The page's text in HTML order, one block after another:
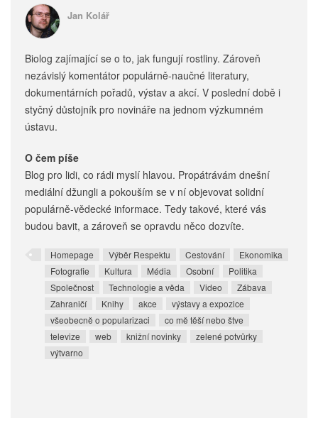
Jan Kolář
Biolog zajímající se o to, jak fungují rostliny. Zároveň
nezávislý komentátor populárně-naučné literatury,
dokumentárních pořadů, výstav a akcí. V poslední době i
styčný důstojník pro novináře na jednom výzkumném
ústavu.
O čem píše
Blog pro lidi, co rádi myslí hlavou. Propátrávám dnešní
mediální džungli a pokouším se v ní objevovat solidní
populárně-vědecké informace. Tedy takové, které vás
budou bavit, a zároveň se opravdu něco dozvíte.
Homepage Výběr Respektu Cestování
Ekonomika
Fotografie
Kultura Média Osobní
Politika
Společnost
Technologie a věda Video
Zábava
Zahraničí
Knihy akce
výstavy a expozice
všeobecně o popularizaci
co mě těší nebo štve
televize
web knižní novinky
zelené potvůrky
výtvarno